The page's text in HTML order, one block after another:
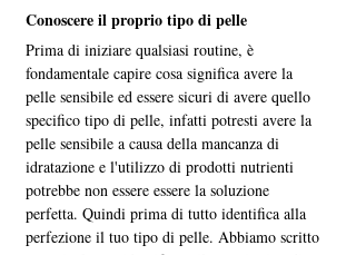
Conoscere il proprio tipo di pelle
Prima di iniziare qualsiasi routine, è
fondamentale capire cosa significa avere la
pelle sensibile ed essere sicuri di avere quello
specifico tipo di pelle, infatti potresti avere la
pelle sensibile a causa della mancanza di
idratazione e l'utilizzo di prodotti nutrienti
potrebbe non essere essere la soluzione
perfetta. Quindi prima di tutto identifica alla
perfezione il tuo tipo di pelle. Abbiamo scritto